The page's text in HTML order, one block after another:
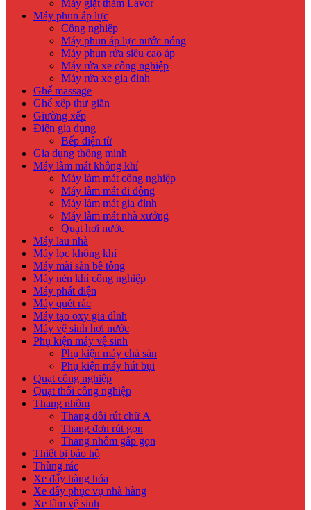
Máy giặt thảm Lavor
Máy phun áp lực
Công nghiệp
Máy phun áp lực nước nóng
Máy phun rửa siêu cao áp
Máy rửa xe công nghiệp
Máy rửa xe gia đình
Ghế massage
Ghế xếp thư giãn
Giường xếp
Điện gia dụng
Bếp điện từ
Gia dụng thông minh
Máy làm mát không khí
Máy làm mát công nghiệp
Máy làm mát di động
Máy làm mát gia đình
Máy làm mát nhà xưởng
Quạt hơi nước
Máy lau nhà
Máy lọc không khí
Máy mài sàn bê tông
Máy nén khí công nghiệp
Máy phát điện
Máy quét rác
Máy tạo oxy gia đình
Máy vệ sinh hơi nước
Phụ kiện máy vệ sinh
Phụ kiện máy chà sàn
Phụ kiện máy hút bụi
Quạt công nghiệp
Quạt thổi công nghiệp
Thang nhôm
Thang đôi rút chữ A
Thang đơn rút gọn
Thang nhôm gấp gọn
Thiết bị bảo hộ
Thùng rác
Xe đẩy hàng hóa
Xe đẩy phục vụ nhà hàng
Xe làm vệ sinh